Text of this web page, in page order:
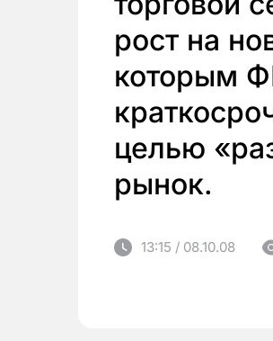
рост на
которым
целью
рынок.
13:15 / 08.10.08